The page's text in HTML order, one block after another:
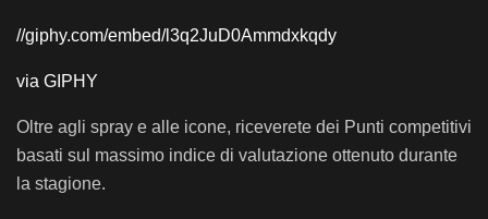
//giphy.com/embed/l3q2JuD0Ammdxkqdy
via GIPHY
Oltre agli spray e alle icone, riceverete dei Punti competitivi
basati sul massimo indice di valutazione ottenuto durante
la stagione.